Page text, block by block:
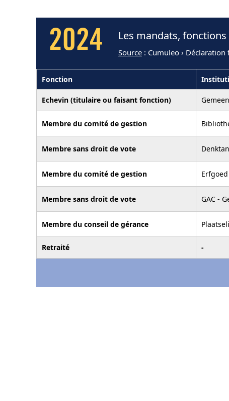
2024 Les mandats,
Source : Cumuleo ›
Fonction
Echevin (titulaire ou faisant fonction)
Membre du comité de gestion
Membre sans droit de vote
Membre du comité de gestion
Membre sans droit de vote GAC -
Membre du conseil de gérance
Retraité -